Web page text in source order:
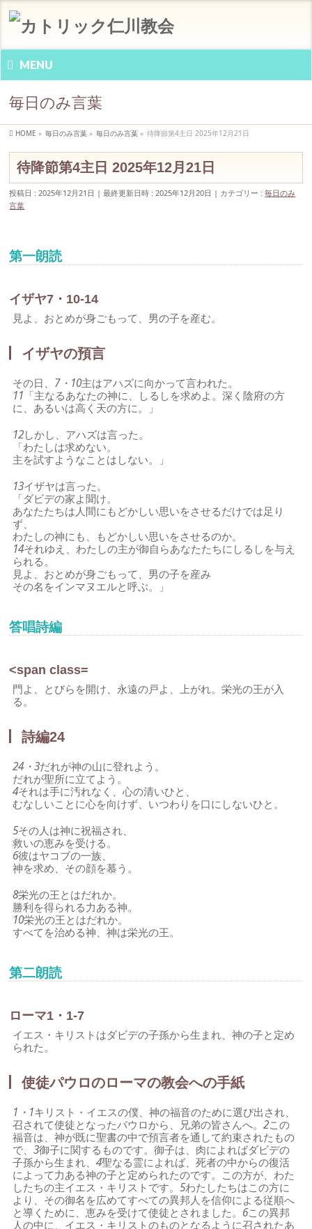
MENU
毎日のみ言葉
HOME » 毎日のみ言葉 » 毎日のみ言葉 » 待降節第4主日 2025年12月21日
待降節第4主日 2025年12月21日
投稿日 : 2025年12月21日 最終更新日時 : 2025年12月20日 カテゴリー :毎日のみ
言葉
第一朗読
イザヤ7・10-14
見よ、おとめが身ごもって、男の子を産む。
イザヤの預言
その日、 7・10主はアハズに向かって言われた。
11 「主なるあなたの神に、しるしを求めよ。深く陰府の方
に、あるいは高く天の方に。」
12しかし、アハズは言った。
「わたしは求めない。
主を試すようなことはしない。」
13イザヤは言った。
「ダビデの家よ聞け。
あなたたちは人間にもどかしい思いをさせるだけでは足り
ず、
わたしの神にも、もどかしい思いをさせるのか。
14それゆえ、わたしの主が御自らあなたたちにしるしを与え
られる。
見よ、おとめが身ごもって、男の子を産み
その名をインマヌエルと呼ぶ。」
答唱詩編
<span class=
門よ、とびらを開け、永遠の戸よ、上がれ。栄光の王が入
る。
詩編24
24・3だれが神の山に登れよう。
だれが聖所に立てよう。
4それは手に汚れなく、心の清いひと、
むなしいことに心を向けず、いつわりを口にしないひと。
5その人は神に祝福され、
救いの恵みを受ける。
6彼はヤコブの一族、
神を求め、その顔を慕う。
8栄光の王とはだれか。
勝利を得られる力ある神。
10栄光の王とはだれか。
すべてを治める神、神は栄光の王。
第二朗読
ローマ1・1-7
イエス・キリストはダビデの子孫から生まれ、神の子と定め
られた。
使徒パウロのローマの教会への手紙
1・1キリスト・イエスの僕、神の福音のために選び出され、
召されて使徒となったパウロから、兄弟の皆さんへ。2この
福音は、神が既に聖書の中で預言者を通して約束されたもの
で、3御子に関するものです。御子は、肉によればダビデの
子孫から生まれ、4聖なる霊によれば、死者の中からの復活
によって力ある神の子と定められたのです。この方が、わた
したちの主イエス・キリストです。5わたしたちはこの方に
より、その御名を広めてすべての異邦人を信仰による従順へ
と導くために、恵みを受けて使徒とされました。 6この異邦
人の中に、イエス・キリストのものとなるように召されたあ